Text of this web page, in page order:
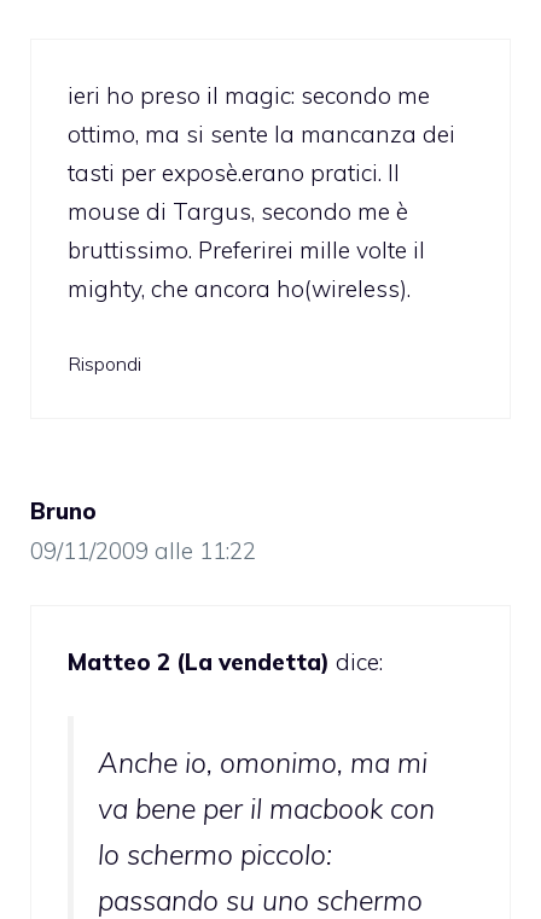
ieri ho preso il magic: secondo me
ottimo, ma si sente la mancanza dei
tasti per exposè.erano pratici. Il
mouse di Targus, secondo me è
bruttissimo. Preferirei mille volte il
mighty, che ancora ho(wireless).
Rispondi
Bruno
09/11/2009 alle 11:22
Matteo 2 (La vendetta) dice:
Anche io, omonimo, ma mi
va bene per il macbook con
lo schermo piccolo:
passando su uno schermo